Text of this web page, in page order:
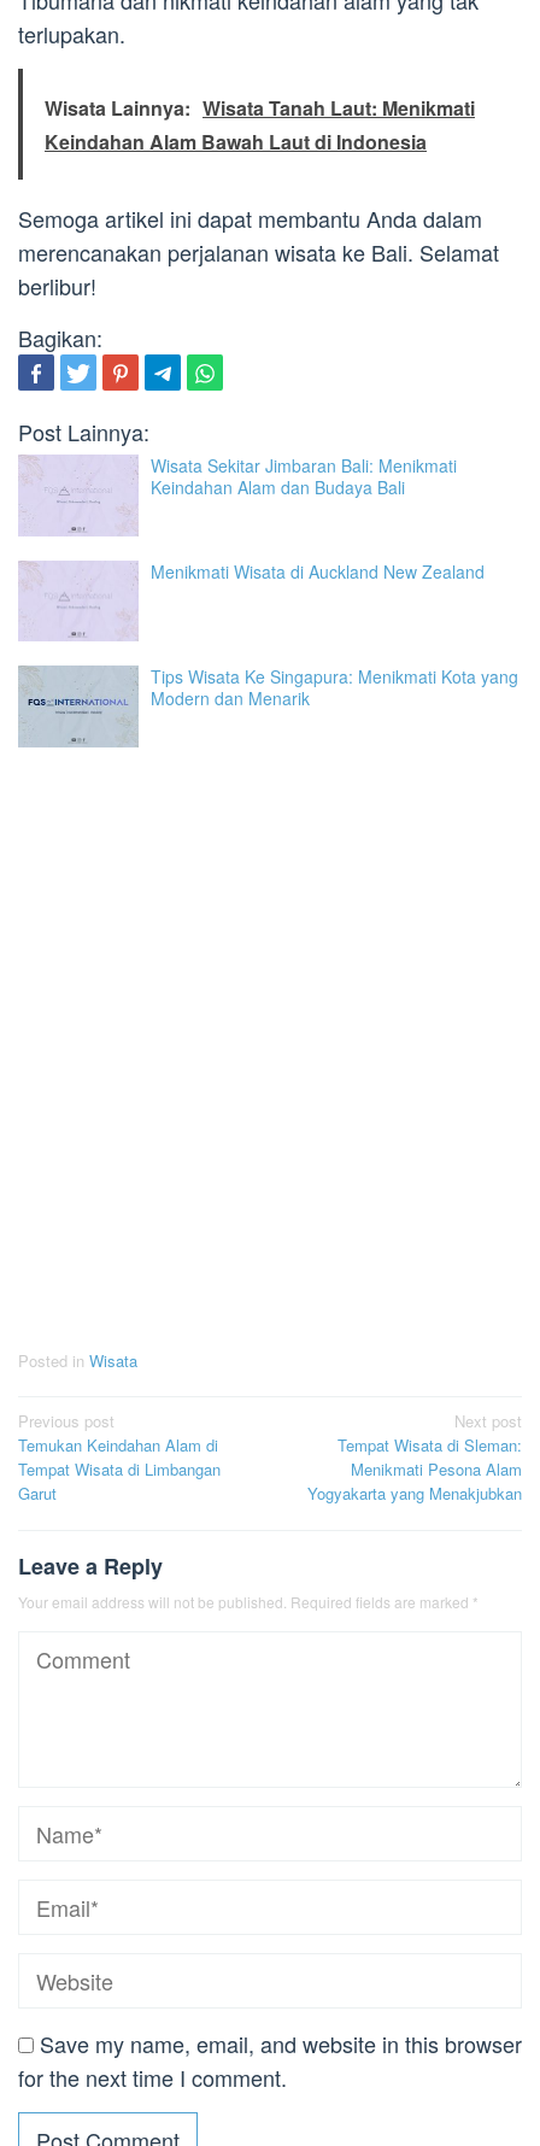
terlupakan.
Wisata Lainnya: Wisata Tanah Laut: Menikmati
Keindahan Alam Bawah Laut di Indonesia
Semoga artikel ini dapat membantu Anda dalam
merencanakan perjalanan wisata ke Bali. Selamat
berlibur!
Bagikan:
Post Lainnya:
Wisata Sekitar Jimbaran Bali: Menikmati
Keindahan Alam dan Budaya Bali
Menikmati Wisata di Auckland New Zealand
Tips Wisata Ke Singapura: Menikmati Kota yang
Modern dan Menarik
Posted in Wisata
Post
navigation
Previous post
Temukan Keindahan Alam di
Tempat Wisata di Limbangan
Garut
Next post
Tempat Wisata di Sleman:
Menikmati Pesona Alam
Yogyakarta yang Menakjubkan
Leave a Reply
Your email address will not be published. Required fields are marked *
Save my name, email, and website in this browser
for the next time I comment.